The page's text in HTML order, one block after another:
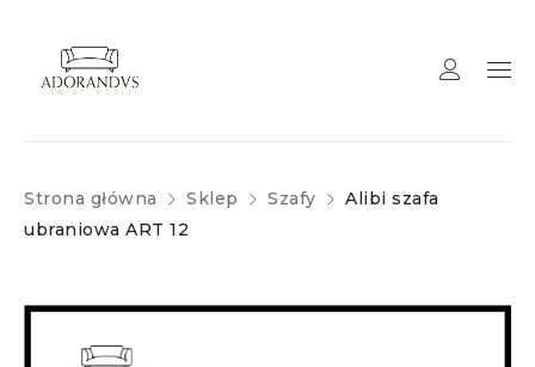
Strona główna Sklep Szafy
Alibi szafa
ubraniowa ART 12